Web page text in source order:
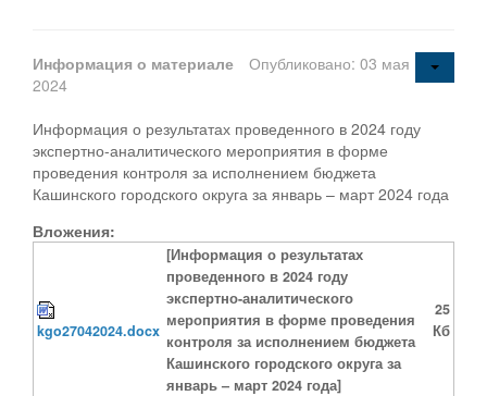
Информация о материале
Опубликовано: 03 мая
2024
Информация о результатах проведенного в 2024 году
экспертно-аналитического мероприятия в форме
проведения контроля за исполнением бюджета
Кашинского городского округа за январь – март 2024 года
Вложения:
kgo27042024.docx
[Информация о результатах
проведенного в 2024 году
экспертно-аналитического
мероприятия в форме проведения
контроля за исполнением бюджета
Кашинского городского округа за
январь – март 2024 года]
25
Кб